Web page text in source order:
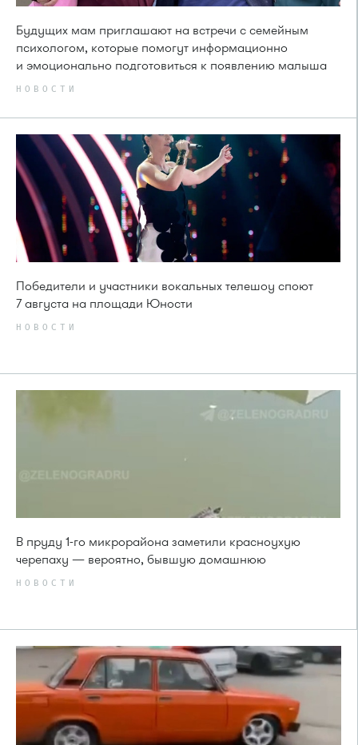
Будущих мам приглашают на встречи с семейным
психологом, которые помогут информационно
и эмоционально подготовиться к появлению малыша
НОВОСТИ
Победители и участники вокальных телешоу споют
7 августа на площади Юности
НОВОСТИ
В пруду 1-го микрорайона заметили красноухую
черепаху — вероятно, бывшую домашнюю
НОВОСТИ